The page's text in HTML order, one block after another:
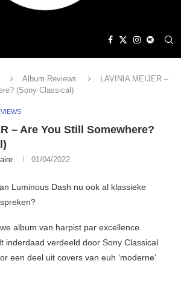
Album Reviews
LAVINIA MEIJER –
(Sony Classical)
– Are You Still Somewhere?
01/04/2022
Luminous Dash nu ook al klassieke
album van harpist par excellence
inderdaad verdeeld door Sony Classical
een deel uit covers van euh ‘moderne’